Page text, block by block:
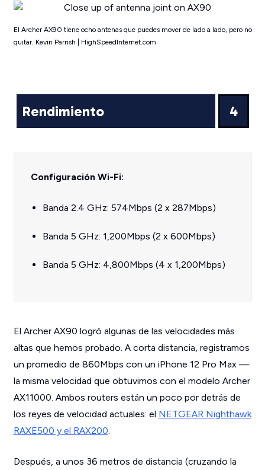
El Archer AX90 tiene ocho antenas que puedes mover de lado a lado, pero no
quitar. Kevin Parrish | HighSpeedInternet.com
Rendimiento 4
Configuración Wi-Fi:
Banda 2.4 GHz: 574Mbps (2 x 287Mbps)
Banda 5 GHz: 1,200Mbps (2 x 600Mbps)
Banda 5 GHz: 4,800Mbps (4 x 1,200Mbps)
El Archer AX90 logró algunas de las velocidades más
altas que hemos probado. A corta distancia, registramos
un promedio de 860Mbps con un iPhone 12 Pro Max —
la misma velocidad que obtuvimos con el modelo Archer
AX11000. Ambos routers están un poco por detrás de
los reyes de velocidad actuales: el NETGEAR Nighthawk
RAXE500 y el RAX200.
Después, a unos 36 metros de distancia (cruzando la